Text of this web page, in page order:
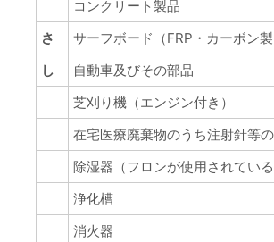
コンクリート製品
さ
サーフボード（FRP・カーボン製
し
自動車及びその部品
芝刈り機（エンジン付き）
在宅医療廃棄物のうち注射針等
除湿器（フロンが使用されている
浄化槽
消火器